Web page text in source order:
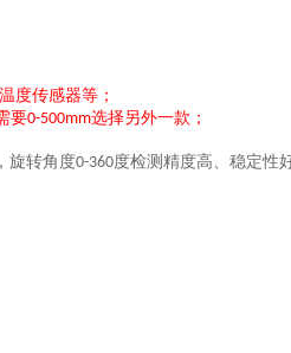
度传感器等；
要0-500mm选择另外一款；
， 旋转角度0-360度检测精度高、稳定性